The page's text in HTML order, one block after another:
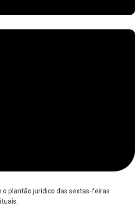
o plantão jurídico das sextas-feiras